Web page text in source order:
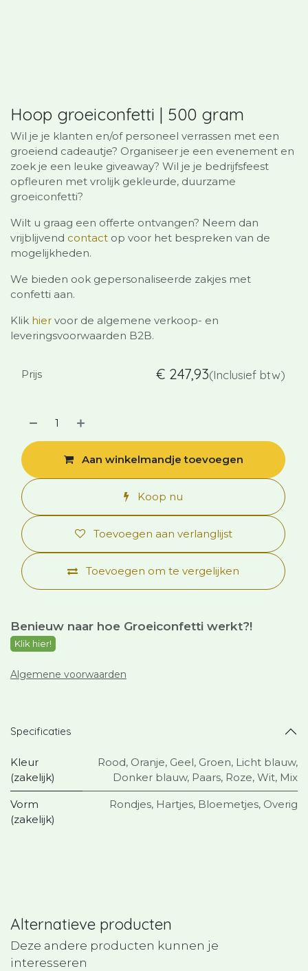
Hoop groeiconfetti | 500 gram
Wil je je klanten en/of personeel verrassen met een
groeiend cadeautje? Organiseer je een evenement en
zoek je een leuke giveaway? Wil je je bedrijfsfeest
opfleuren met vrolijk gekleurde, duurzame
groeiconfetti?
Wilt u graag een offerte ontvangen? Neem dan
vrijblijvend contact op voor het bespreken van de
mogelijkheden.
We bieden ook gepersonaliseerde zakjes met
confetti aan.
Klik hier voor de algemene verkoop- en
leveringsvoorwaarden B2B.
Aan winkelmandje toevoegen
Koop nu
Toevoegen om te vergelijken
Toevoegen aan verlanglijst
Prijs € 247,93(Inclusief btw)
Benieuw naar hoe Groeiconfetti werkt?!
Klik hier!
Algemene voorwaarden
Specificaties
Kleur
(zakelijk)
Rood, Oranje, Geel, Groen, Licht blauw,
Donker blauw, Paars, Roze, Wit, Mix
Vorm
(zakelijk)
Rondjes, Hartjes, Bloemetjes, Overig
Alternatieve producten
Deze andere producten kunnen je
interesseren